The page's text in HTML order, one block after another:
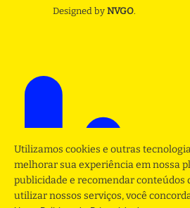
Designed by NVGO.
Utilizamos cookies e outras
melhorar sua experiência em nossa
publicidade e recomendar conteúdos
utilizar nossos serviços, você